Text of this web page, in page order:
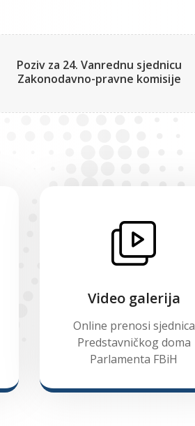
Poziv za 24. Vanrednu sjednicu
Zakonodavno-pravne komisije
Video galerija
Online prenosi sjednica
Predstavničkog doma
Parlamenta FBiH